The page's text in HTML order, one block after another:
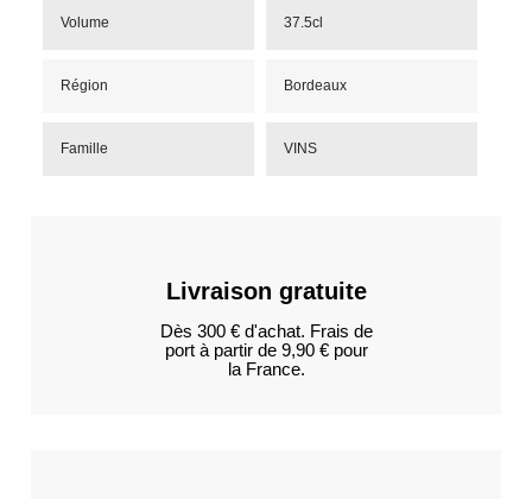
Volume 37.5cl
Région Bordeaux
Famille VINS
Livraison gratuite
Dès 300 € d'achat. Frais de
port à partir de 9,90 € pour
la France.